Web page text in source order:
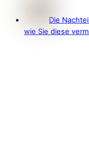
Die
wie Sie diese